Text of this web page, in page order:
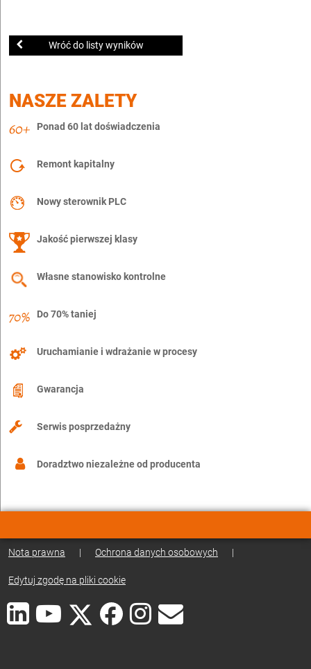
Wróć do listy wyników
NASZE ZALETY
Ponad 60 lat doświadczenia
Remont kapitalny
Nowy sterownik PLC
Jakość pierwszej klasy
Własne stanowisko kontrolne
Do 70% taniej
Uruchamianie i wdrażanie w procesy
Gwarancja
Serwis posprzedażny
Doradztwo niezależne od producenta
Nota prawna | Ochrona danych osobowych |
Edytuj zgodę na pliki cookie